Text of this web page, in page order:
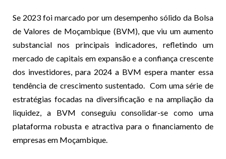
Se 2023 foi marcado por um desempenho sólido da Bolsa
de Valores de Moçambique (BVM), que viu um aumento
substancial nos principais indicadores, refletindo um
mercado de capitais em expansão e a confiança crescente
dos investidores, para 2024 a BVM espera manter essa
tendência de crescimento sustentado. Com uma série de
estratégias focadas na diversificação e na ampliação da
liquidez, a BVM conseguiu consolidar-se como uma
plataforma robusta e atractiva para o financiamento de
empresas em Moçambique.